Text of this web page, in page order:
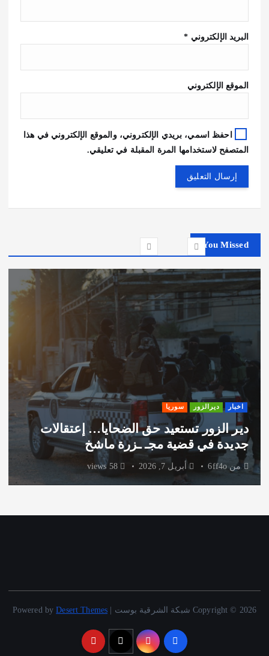
البريد الإلكتروني *
الموقع الإلكتروني
احفظ اسمي، بريدي الإلكتروني، والموقع الإلكتروني في هذا
المتصفح لاستخدامها المرة المقبلة في تعليقي.
You Missed
اخبار ديرالزور سوريا
دير الزور تستعيد حق الضحايا… إعتقالات
جديدة في قضية مجـ ـزرة ماشخ
من 6ff4o أبريل 7, 2026
Copyright © 2026 شبكة الشرقية بوست | Powered by Desert Themes